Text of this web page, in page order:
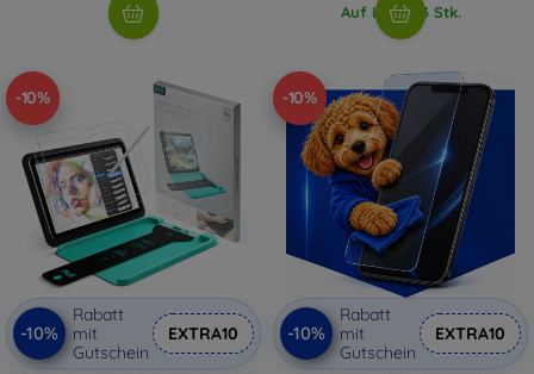
Auf Lager 3 Stk.
-10%
-10%
Rabatt
mit
Gutschein
EXTRA10
-10%
-10%
Rabatt
mit
Gutschein
EXTRA10